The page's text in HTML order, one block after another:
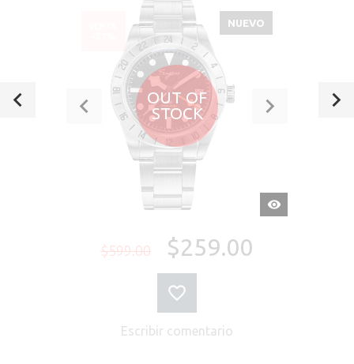
OUT OF
STOCK
VISTA
RÁPIDA
NUEVO
$599.00 $259.00
Escribir comentario